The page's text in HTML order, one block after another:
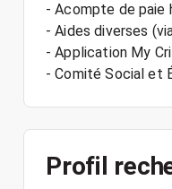
- Acompte de paie
- Aides diverses
- Application My
Profil